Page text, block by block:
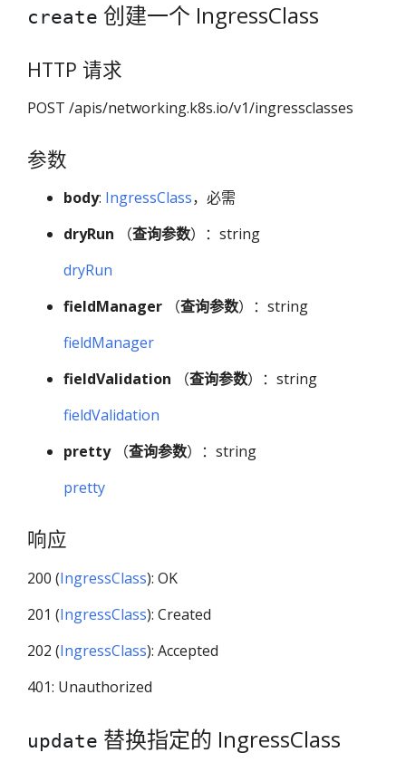
create 创建一个 IngressClass
HTTP 请求
POST /apis/networking.k8s.io/v1/ingressclasses
参数
body: IngressClass，必需
dryRun （查询参数）：string
dryRun
fieldManager （查询参数）：string
fieldManager
fieldValidation （查询参数）：string
fieldValidation
pretty（查询参数）：string
pretty
响应
200 (IngressClass): OK
201 (IngressClass): Created
202 (IngressClass): Accepted
401: Unauthorized
update 替换指定的 IngressClass